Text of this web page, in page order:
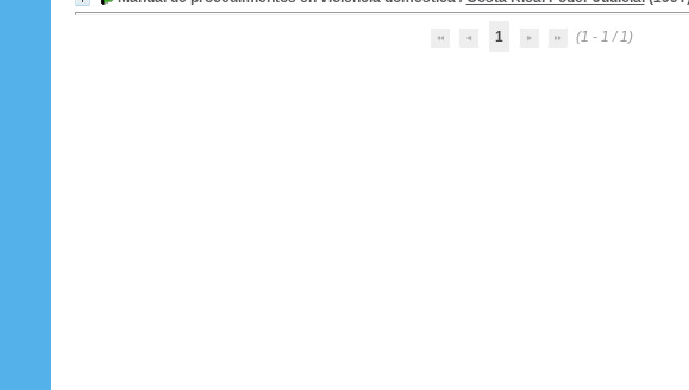
1 (1 - 1 / 1)